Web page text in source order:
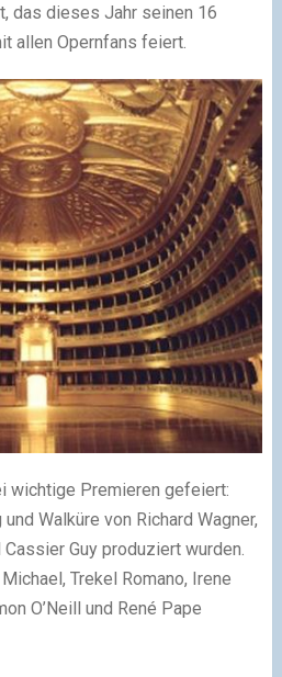
das dieses Jahr seinen 16
allen Opernfans feiert.
wichtige Premieren gefeiert:
Walküre von Richard Wagner,
Guy produziert wurden.
Trekel Romano, Irene
O’Neill und René Pape